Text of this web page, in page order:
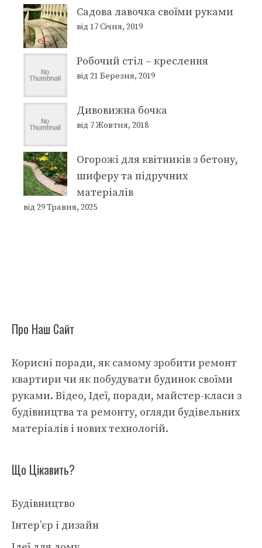
Садова лавочка своїми руками
від 17 Січня, 2019
Робочий стіл – креслення
від 21 Березня, 2019
Дивовижна бочка
від 7 Жовтня, 2018
Огорожі для квітників з бетону,
шиферу та підручних
матеріалів
від 29 Травня, 2025
Про Наш Сайт
Корисні поради, як самому зробити ремонт
квартири чи як побудувати будинок своїми
руками. Відео, Ідеї, поради, майстер-класи з
будівництва та ремонту, огляди будівельних
матеріалів і нових технологій.
Що Цікавить?
Будівництво
Інтер’єр і дизайн